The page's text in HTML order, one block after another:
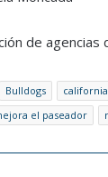
de
Bulldogs california
el paseador